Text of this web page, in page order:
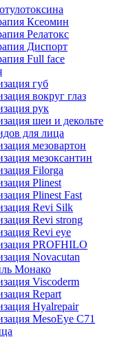
Ксеомин
Релатокс
Диспорт
Full face
губ
вокруг глаз
рук
шеи и декольте
для лица
мезовартон
мезоксантин
Filorga
Plinest
Plinest Fast
Revi Silk
Revi strong
Revi eye
PROFHILO
Novacutan
Монако
Viscoderm
Repart
Hyalrepair
MesoEye C71